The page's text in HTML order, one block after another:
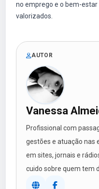
no emprego e o bem-
valorizados.
AUTOR
Vanessa
Profissional com
gestões e atuação nas
em sites, jornais e
cuido sobre quem tem